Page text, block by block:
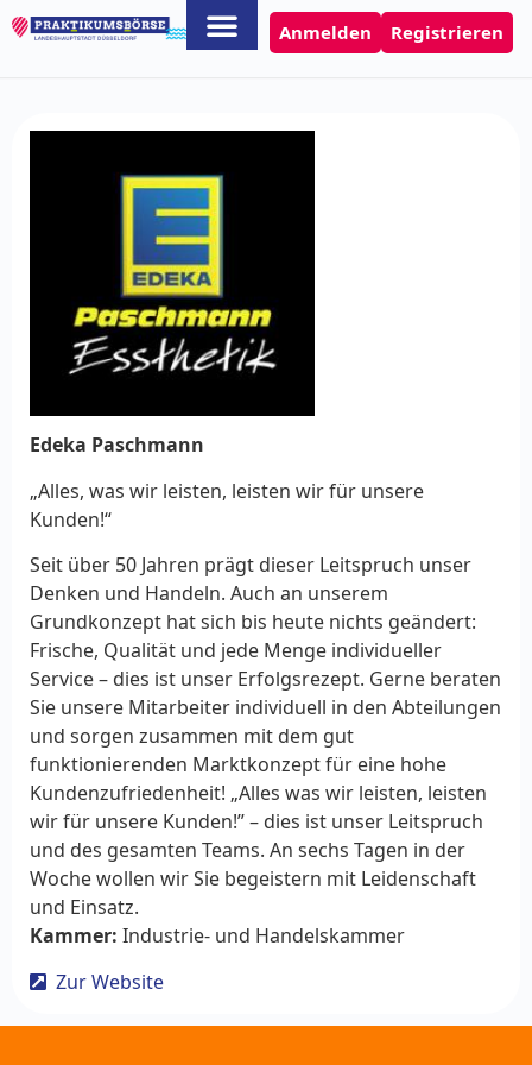
Anmelden Registrieren
Edeka Paschmann
„Alles, was wir leisten, leisten wir für unsere
Kunden!“
Seit über 50 Jahren prägt dieser Leitspruch unser
Denken und Handeln. Auch an unserem
Grundkonzept hat sich bis heute nichts geändert:
Frische, Qualität und jede Menge individueller
Service – dies ist unser Erfolgsrezept. Gerne beraten
Sie unsere Mitarbeiter individuell in den Abteilungen
und sorgen zusammen mit dem gut
funktionierenden Marktkonzept für eine hohe
Kundenzufriedenheit! „Alles was wir leisten, leisten
wir für unsere Kunden!” – dies ist unser Leitspruch
und des gesamten Teams. An sechs Tagen in der
Woche wollen wir Sie begeistern mit Leidenschaft
und Einsatz.
Kammer: Industrie- und Handelskammer
Zur Website